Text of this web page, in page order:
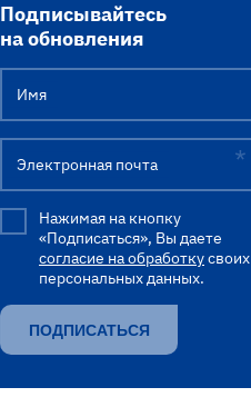
Подписывайтесь
на обновления
Имя
Электронная почта
Нажимая на кнопку
«Подписаться», Вы даете
согласие на обработкусвоих
персональных данных.